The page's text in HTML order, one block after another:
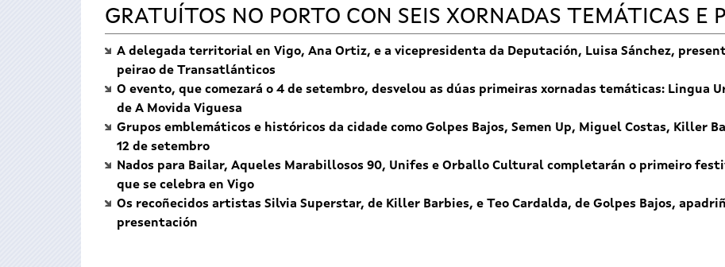
GRATUÍTOS NO PORTO CON SEIS XORNADAS TEMÁTICAS E
A delegada territorial en Vigo, Ana Ortiz, e a vicepresidenta da Deputación, Luisa Sánchez,
peirao de Transatlánticos
O evento, que comezará o 4 de setembro, desvelou as dúas primeiras xornadas temáticas: Lingua
de A Movida Viguesa
Grupos emblemáticos e históricos da cidade como Golpes Bajos, Semen Up, Miguel Costas, Killer
12 de setembro
Nados para Bailar, Aqueles Marabillosos 90, Unifes e Orballo Cultural completarán o primeiro
que se celebra en Vigo
Os recoñecidos artistas Silvia Superstar, de Killer Barbies, e Teo Cardalda, de Golpes Bajos,
presentación